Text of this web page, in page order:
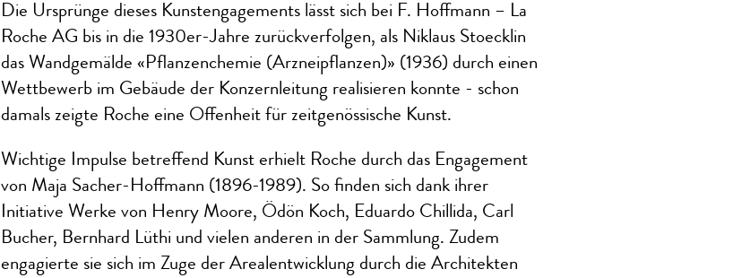
Die Ursprünge dieses Kunstengagements lässt sich bei F. Hoffmann – La
Roche AG bis in die 1930er-Jahre zurückverfolgen, als Niklaus Stoecklin
das Wandgemälde «Pflanzenchemie (Arzneipflanzen)» (1936) durch einen
Wettbewerb im Gebäude der Konzernleitung realisieren konnte - schon
damals zeigte Roche eine Offenheit für zeitgenössische Kunst.
Wichtige Impulse betreffend Kunst erhielt Roche durch das Engagement
von Maja Sacher-Hoffmann (1896-1989). So finden sich dank ihrer
Initiative Werke von Henry Moore, Ödön Koch, Eduardo Chillida, Carl
Bucher, Bernhard Lüthi und vielen anderen in der Sammlung. Zudem
engagierte sie sich im Zuge der Arealentwicklung durch die Architekten